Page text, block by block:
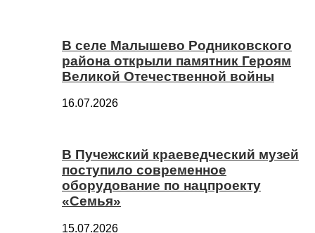
В селе Малышево Родниковского
района открыли памятник Героям
Великой Отечественной войны
16.07.2026
В Пучежский краеведческий музей
поступило современное
оборудование по нацпроекту
«Семья»
15.07.2026